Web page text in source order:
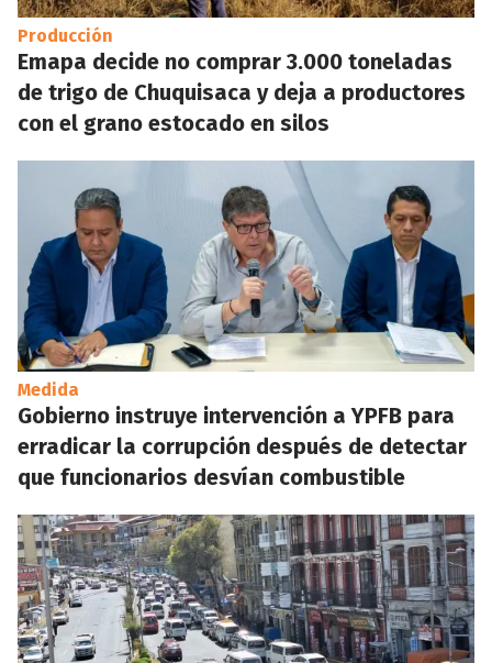
Producción
Emapa decide no comprar 3.000 toneladas
de trigo de Chuquisaca y deja a productores
con el grano estocado en silos
Medida
Gobierno instruye intervención a YPFB para
erradicar la corrupción después de detectar
que funcionarios desvían combustible